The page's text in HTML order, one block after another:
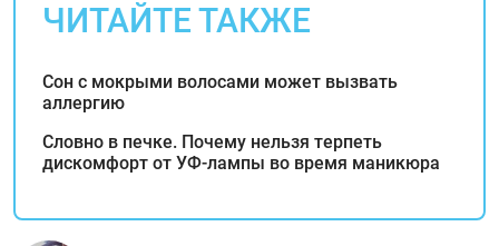
ЧИТАЙТЕ ТАКЖЕ
Сон с мокрыми волосами может вызвать
аллергию
Словно в печке. Почему нельзя терпеть
дискомфорт от УФ-лампы во время маникюра